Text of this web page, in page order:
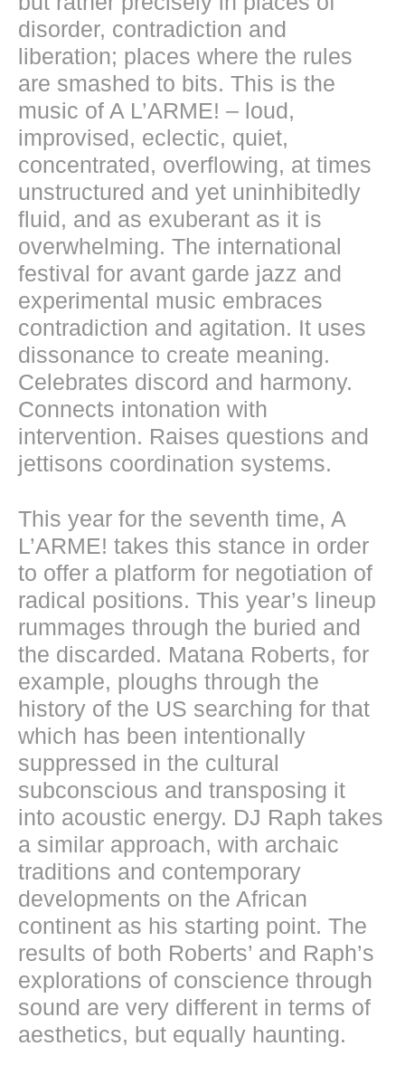
disorder, contradiction and
liberation; places where the rules
are smashed to bits. This is the
music of A L’ARME! – loud,
improvised, eclectic, quiet,
concentrated, overflowing, at times
unstructured and yet uninhibitedly
fluid, and as exuberant as it is
overwhelming. The international
festival for avant garde jazz and
experimental music embraces
contradiction and agitation. It uses
dissonance to create meaning.
Celebrates discord and harmony.
Connects intonation with
intervention. Raises questions and
jettisons coordination systems.
This year for the seventh time, A
L’ARME! takes this stance in order
to offer a platform for negotiation of
radical positions. This year’s lineup
rummages through the buried and
the discarded. Matana Roberts, for
example, ploughs through the
history of the US searching for that
which has been intentionally
suppressed in the cultural
subconscious and transposing it
into acoustic energy. DJ Raph takes
a similar approach, with archaic
traditions and contemporary
developments on the African
continent as his starting point. The
results of both Roberts’ and Raph’s
explorations of conscience through
sound are very different in terms of
aesthetics, but equally haunting.